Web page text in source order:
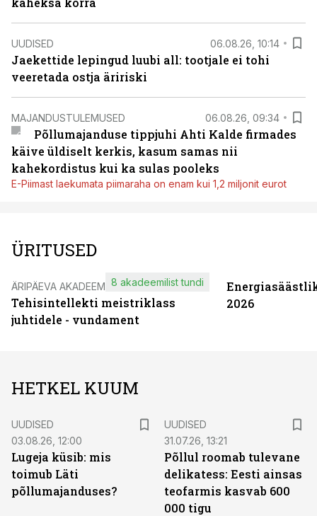
UUDISED 06.08.26, 10:14
Jaekettide lepingud luubi all: tootjale ei tohi
veeretada ostja äririski
MAJANDUSTULEMUSED 06.08.26, 09:34
Põllumajanduse tippjuhi Ahti Kalde firmades
käive üldiselt kerkis, kasum samas nii
kahekordistus kui ka sulas pooleks
E-Piimast laekumata piimaraha on enam kui 1,2 miljonit eurot
ÜRITUSED
ÄRIPÄEVA AKADEEMIA
Tehisintellekti meistriklass
juhtidele - vundament
8 akadeemilist tundi
2026
HETKEL KUUM
UUDISED
03.08.26, 12:00
Lugeja küsib: mis
toimub Läti
põllumajanduses?
UUDISED
31.07.26, 13:21
Põllul roomab tulevane
delikatess: Eesti ainsas
teofarmis kasvab 600
000 tigu